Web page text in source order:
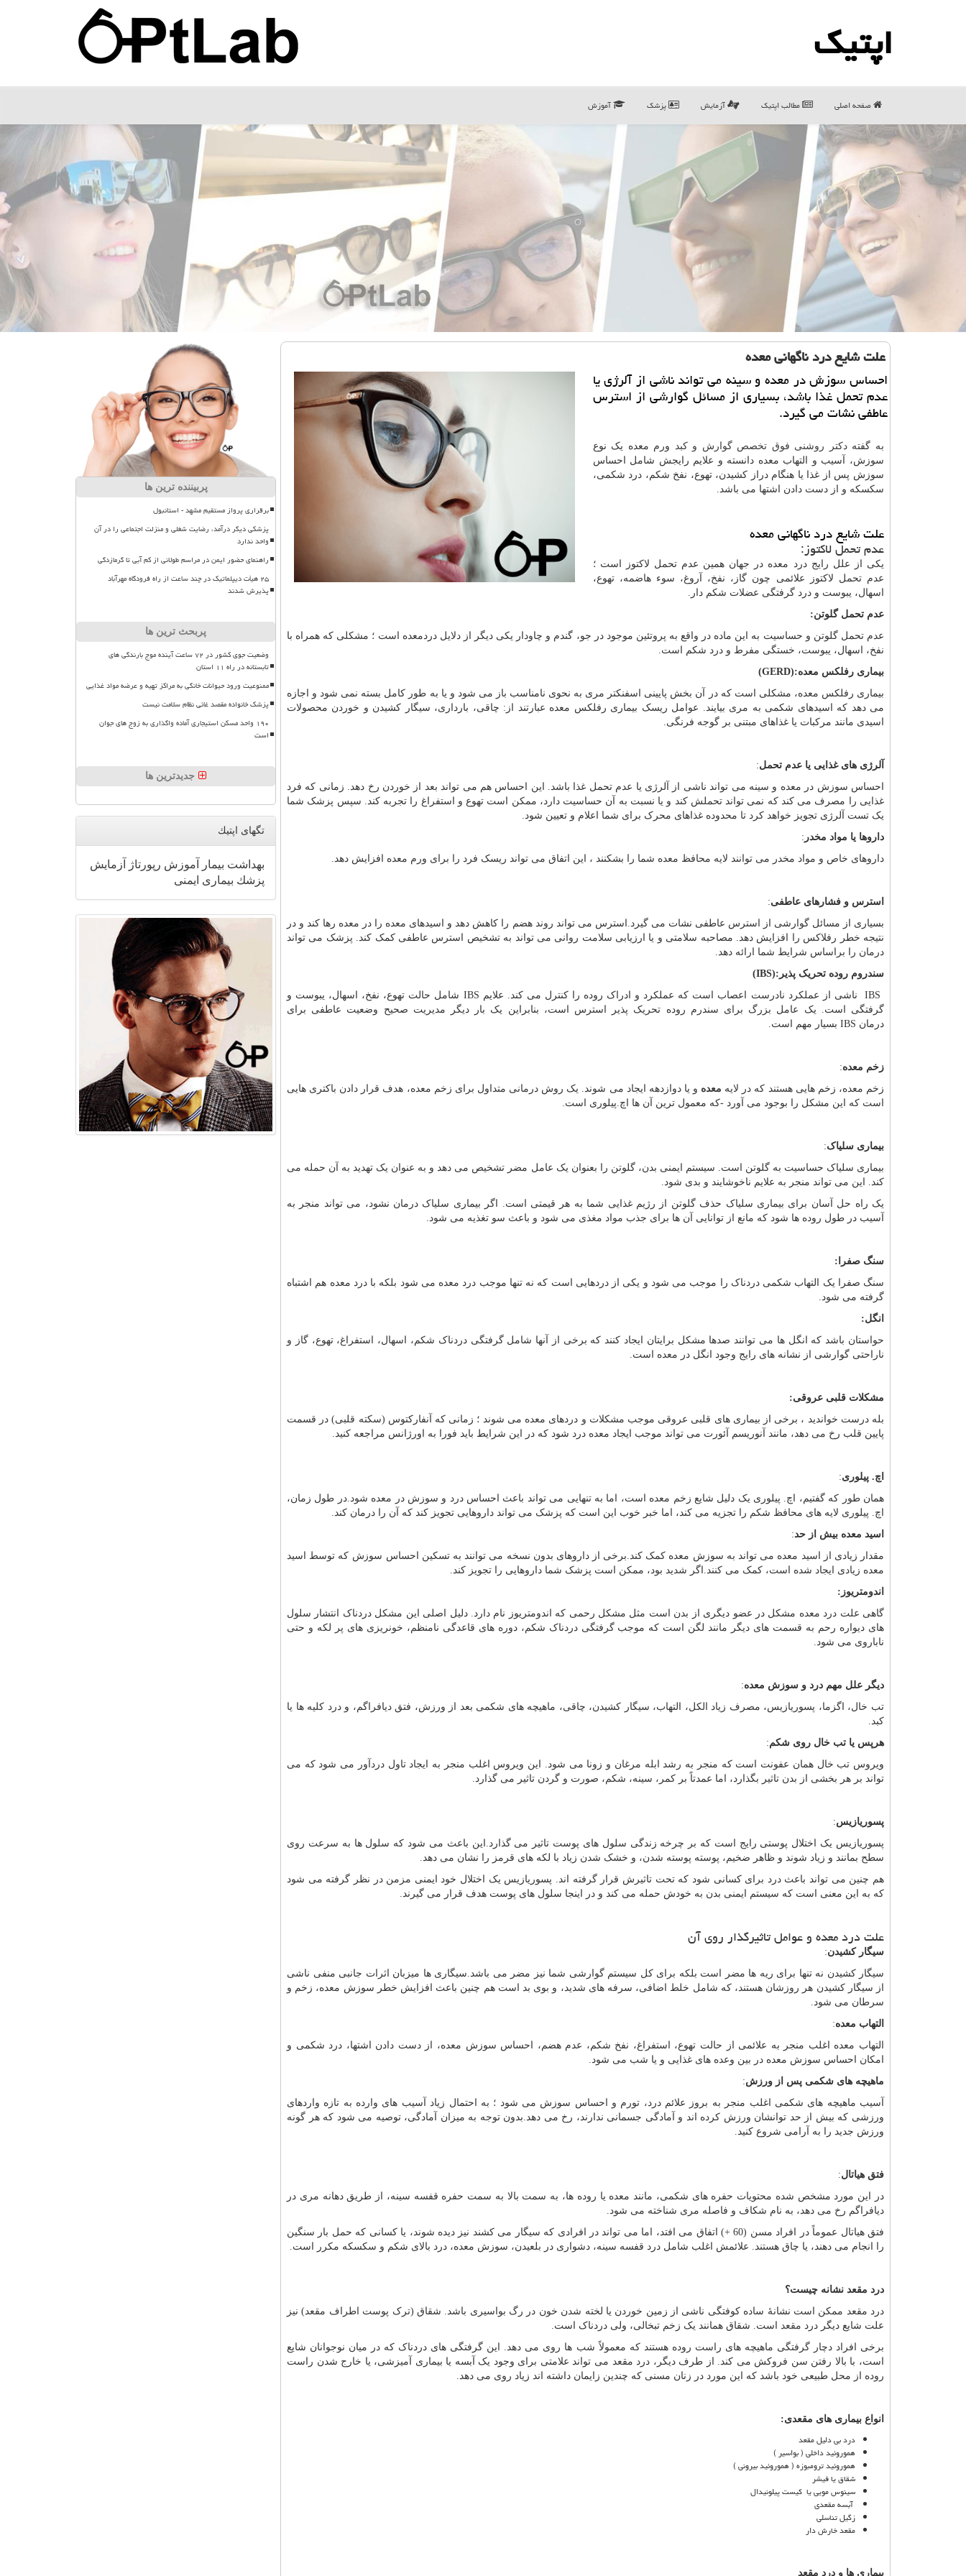
اپتیك
صفحه اصلی مطالب اپتیك آزمایش پزشک آموزش
علت شایع درد ناگهانی معده
احساس سوزش در معده و سینه می تواند ناشی از آلرژی یا
عدم تحمل غذا باشد، بسیاری از مسائل گوارشی از استرس
عاطفی نشات می گیرد.
به گفتهدکتر روشنی فوق تخصص گوارش و کبد
ورم معده یک نوع
سوزش، آسیب و التهاب معده دانسته و علایم رایجش شامل احساس
سوزش پس از غذا یا هنگام دراز کشیدن، تهوع، نفخ شکم، درد شکمی،
سکسکه و از دست دادن اشتها می باشد.
علت شایع درد ناگهانی معده
عدم تحمل لاکتوز:
یکی از علل رایج درد معده در جهان همین عدم تحمل لاکتوز است ؛
عدم تحمل لاکتوز علائمی چون گاز، نفخ، آروغ، سوء هاضمه، تهوع،
اسهال، یبوست و درد گرفتگی عضلات شکم دار.
عدم تحمل گلوتن:
عدم تحمل گلوتن و حساسیت به این ماده در واقع به پروتئین موجود در جو، گندم و چاودار یکی دیگر از دلایل دردمعده است ؛ مشکلی که همراه با
نفخ، اسهال، یبوست، خستگی مفرط و درد شکم است.
بیماری رفلکس معده(GERD):
بیماری رفلکس معده، مشکلی است که در آن بخش پایینی اسفنکتر مری به نحوی نامناسب باز می شود و یا به طور کامل بسته نمی شود و اجازه
می دهد که اسیدهای شکمی به مری بیایند. عوامل ریسک بیماری رفلکس معده عبارتند از: چاقی، بارداری، سیگار کشیدن و خوردن محصولات
اسیدی مانند مرکبات یا غذاهای مبتنی بر گوجه فرنگی.
آلرژی های غذایی یا عدم تحمل:
احساس سوزش در معده و سینه می تواند ناشی از آلرژی یا عدم تحمل غذا باشد. این احساس هم می تواند بعد از خوردن رخ دهد. زمانی که فرد
غذایی را مصرف می کند که نمی تواند تحملش کند و یا نسبت به آن حساسیت دارد، ممکن است تهوع و استفراغ را تجربه کند. سپس پزشک شما
یک تست آلرژی تجویز خواهد کرد تا محدوده غذاهای محرک برای شما اعلام و تعیین شود.
داروها یا مواد مخدر :
داروهای خاص و مواد مخدر می توانند لایه محافظ معده شما را بشکنند ، این اتفاق می تواند ریسک فرد را برای ورم معده افزایش دهد.
استرس و فشارهای عاطفی:
بسیاری از مسائل گوارشی از استرس عاطفی نشات می گیرد.استرس می تواند روند هضم را کاهش دهد و اسیدهای معده را در معده رها کند و در
نتیجه خطر رفلاکس را افزایش دهد. مصاحبه سلامتی و یا ارزیابی سلامت روانی می تواند به تشخیص استرس عاطفی کمک کند. پزشک می تواند
درمان را براساس شرایط شما ارائه دهد.
سندروم روده تحریک پذیر (IBS):
IBS ناشی از عملکرد نادرست اعصاب است که عملکرد و ادراک روده را کنترل می کند. علایم IBS شامل حالت تهوع، نفخ، اسهال، یبوست و
گرفتگی است. یک عامل بزرگ برای سندرم روده تحریک پذیر استرس است، بنابراین یک بار دیگر مدیریت صحیح وضعیت عاطفی برای
درمان IBS بسیار مهم است.
زخم معده:
زخم معده، زخم هایی هستند که در لایه معده و یا دوازدهه ایجاد می شوند. یک روش درمانی متداول برای زخم معده، هدف قرار دادن باکتری هایی
است که این مشکل را بوجود می آورد -که معمول ترین آن ها اچ.پیلوری است.
بیماری سلیاک:
بیماری سلیاک حساسیت به گلوتن است. سیستم ایمنی بدن، گلوتن را بعنوان یک عامل مضر تشخیص می دهد و به عنوان یک تهدید به آن حمله می
کند. این می تواند منجر به علایم ناخوشایند و بدی شود.
یک راه حل آسان برای بیماری سلیاک حذف گلوتن از رژیم غذایی شما به هر قیمتی است. اگر بیماری سلیاک درمان نشود، می تواند منجر به
آسیب در طول روده ها شود که مانع از توانایی آن ها برای جذب مواد مغذی می شود و باعث سو تغذیه می شود.
سنگ صفرا:
سنگ صفرا یک التهاب شکمی دردناک را موجب می شود و یکی از دردهایی است که نه تنها موجب درد معده می شود بلکه با درد معده هم اشتباه
گرفته می شود.
انگل:
حواستان باشد که انگل ها می توانند صدها مشکل برایتان ایجاد کنند که برخی از آنها شامل گرفتگی دردناک شکم، اسهال، استفراغ، تهوع، گاز و
ناراحتی گوارشی از نشانه های رایج وجود انگل در معده است.
مشکلات قلبی عروقی:
بله درست خواندید ، برخی از بیماری های قلبی عروقی موجب مشکلات و دردهای معده می شوند ؛ زمانی که آنفارکتوس (سکته قلبی) در قسمت
پایین قلب رخ می دهد، مانند آنوریسم آئورت می تواند موجب ایجاد معده درد شود که در این شرایط باید فورا به اورژانس مراجعه کنید.
اچ. پیلوری:
همان طور که گفتیم، اچ. پیلوری یک دلیل شایع زخم معده است، اما به تنهایی می تواند باعث احساس درد و سوزش در معده شود.در طول زمان،
اچ. پیلوری لایه های محافظ شکم را تجزیه می کند، اما خبر خوب این است که پزشک می تواند داروهایی تجویز کند که آن را درمان کند.
اسید معده بیش از حد:
مقدار زیادی از اسید معده می تواند به سوزش معده کمک کند.برخی از داروهای بدون نسخه می توانند به تسکین احساس سوزش که توسط اسید
معده زیادی ایجاد شده است، کمک می کنند.اگر شدید بود، ممکن است پزشک شما داروهایی را تجویز کند.
اندومتریوز:
گاهی علت درد معده مشکل در عضو دیگری از بدن است مثل مشکل رحمی که اندومتریوز نام دارد. دلیل اصلی این مشکل دردناک انتشار سلول
های دیواره رحم به قسمت های دیگر مانند لگن است که موجب گرفتگی دردناک شکم، دوره های قاعدگی نامنظم، خونریزی های پر لکه و حتی
ناباروی می شود.
دیگر علل مهم درد و سوزش معده:
تب خال، اگزما، پسوریازیس، مصرف زیاد الکل، التهاب، سیگار کشیدن، چاقی، ماهیچه های شکمی بعد از ورزش، فتق دیافراگم، و درد کلیه ها یا
کبد.
هرپس یا تب خال روی شکم:
ویروس تب خال همان عفونت است که منجر به رشد ابله مرغان و زونا می شود. این ویروس اغلب منجر به ایجاد تاول دردآور می شود که می
تواند بر هر بخشی از بدن تاثیر بگذارد، اما عمدتاً بر کمر، سینه، شکم، صورت و گردن تاثیر می گذارد.
پسوریازیس:
پسوریازیس یک اختلال پوستی رایج است که بر چرخه زندگی سلول های پوست تاثیر می گذارد.این باعث می شود که سلول ها به سرعت روی
سطح بمانند و زیاد شوند و ظاهر ضخیم، پوسته پوسته شدن، و خشک شدن زیاد با لکه های قرمز را نشان می دهد.
هم چنین می تواند باعث درد برای کسانی شود که تحت تاثیرش قرار گرفته اند. پسوریازیس یک اختلال خود ایمنی مزمن در نظر گرفته می شود
که به این معنی است که سیستم ایمنی بدن به خودش حمله می کند و در اینجا سلول های پوست هدف قرار می گیرند.
علت درد معده و عوامل تاثیرگذار روی آن
سیگار کشیدن:
سیگار کشیدن نه تنها برای ریه ها مضر است بلکه برای کل سیستم گوارشی شما نیز مضر می باشد.سیگاری ها میزبان اثرات جانبی منفی ناشی
از سیگار کشیدن هر روزشان هستند، که شامل خلط اضافی، سرفه های شدید، و بوی بد است هم چنین باعث افزایش خطر سوزش معده، زخم و
سرطان می شود.
التهاب معده:
التهاب معده اغلب منجر به علائمی از حالت تهوع، استفراغ، نفخ شکم، عدم هضم، احساس سوزش معده، از دست دادن اشتها، درد شکمی و
امکان احساس سوزش معده در بین وعده های غذایی و یا شب می شود.
ماهیچه های شکمی پس از ورزش:
آسیب ماهیچه های شکمی اغلب منجر به بروز علائم درد، تورم و احساس سوزش می شود ؛ به احتمال زیاد آسیب های وارده به تازه واردهای
ورزشی که بیش از حد توانشان ورزش کرده اند و آمادگی جسمانی ندارند، رخ می دهد.بدون توجه به میزان آمادگی، توصیه می شود که هر گونه
ورزش جدید را به آرامی شروع کنید.
فتق هیاتال:
در این مورد مشخص شده محتویات حفره های شکمی، مانند معده یا روده ها، به سمت بالا به سمت حفره قفسه سینه، از طریق دهانه مری در
دیافراگم رخ می دهد، به نام شکاف و فاصله مری شناخته می شود.
فتق هیاتال عموماً در افراد مسن (60 +) اتفاق می افتد، اما می تواند در افرادی که سیگار می کشند نیز دیده شوند، یا کسانی که حمل بار سنگین
را انجام می دهند، یا چاق هستند. علائمش اغلب شامل درد قفسه سینه، دشواری در بلعیدن، سوزش معده، درد بالای شکم و سکسکه مکرر است.
درد مقعد نشانه چیست؟
درد مقعد ممکن است نشانهٔ ساده کوفتگی ناشی از زمین خوردن یا لخته شدن خون در رگ بواسیری باشد. شقاق (ترک پوست اطراف مقعد) نیز
علت شایع دیگر درد مقعد است. شقاق همانند یک زخم تبخالی، ولی دردناک است.
برخی افراد دچار گرفتگی ماهیچه های راست روده هستند که معمولاً شب ها روی می دهد. این گرفتگی های دردناک که در میان نوجوانان شایع
است، با بالا رفتن سن فروکش می کند. از طرف دیگر، درد مقعد می تواند علامتی برای وجود یک آبسه یا بیماری آمیزشی، یا خارج شدن راست
روده از محل طبیعی خود باشد که این مورد در زنان مسنی که چندین زایمان داشته اند زیاد روی می دهد.
انواع بیماری های مقعدی:
درد بی دلیل مقعد
هموروئید داخلی ( بواسیر )
هموروئید ترومبوزه ( هموروئید بیرونی )
شقاق یا فیشر
سینوس مویی یا کیست پیلونیدال
آبسه مقعدی
زگیل تناسلی
مقعد خارش دار
بیماری ها و درد مقعد
پربیننده ترین ها
برقراری پرواز مستقیم مشهد - استانبول
پزشکی دیگر درآمد، رضایت شغلی و منزلت اجتماعی را در آن
واحد ندارد
راهنمای حضور ایمن در مراسم طولانی از کم آبی تا گرمازدگی
۲۵ هیأت دیپلماتیک در چند ساعت از راه فرودگاه مهرآباد
پذیرش شدند
پربحث ترین ها
وضعیت جوی کشور در ۷۲ ساعت آینده موج بارندگی های
تابستانه در راه ۱۱ استان
ممنوعیت ورود حیوانات خانگی به مراکز تهیه و عرضه مواد غذایی
پزشک خانواده مقصد غائی نظام سلامت نیست
۱۹۰ واحد مسکن استیجاری آماده واگذاری به زوج های جوان
است
جدیدترین ها
تگهای اپتیك
بهداشت بیمار آموزش رپورتاژ
آزمایش
پزشك بیماری ایمنی